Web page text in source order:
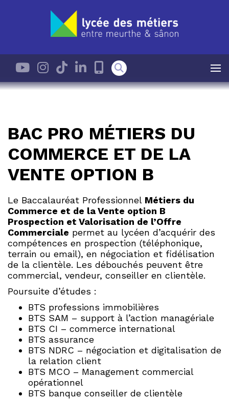
BAC PRO MÉTIERS DU
COMMERCE ET DE LA
VENTE OPTION B
Le Baccalauréat Professionnel Métiers du
Commerce et de la Vente option B
Prospection et Valorisation de l’Offre
Commerciale permet au lycéen d’acquérir des
compétences en prospection (téléphonique,
terrain ou email), en négociation et fidélisation
de la clientèle. Les débouchés peuvent être
commercial, vendeur, conseiller en clientèle.
Poursuite d’études :
BTS professions immobilières
BTS SAM – support à l’action managériale
BTS CI – commerce international
BTS assurance
BTS NDRC – négociation et digitalisation de
la relation client
BTS MCO – Management commercial
opérationnel
BTS banque conseiller de clientèle